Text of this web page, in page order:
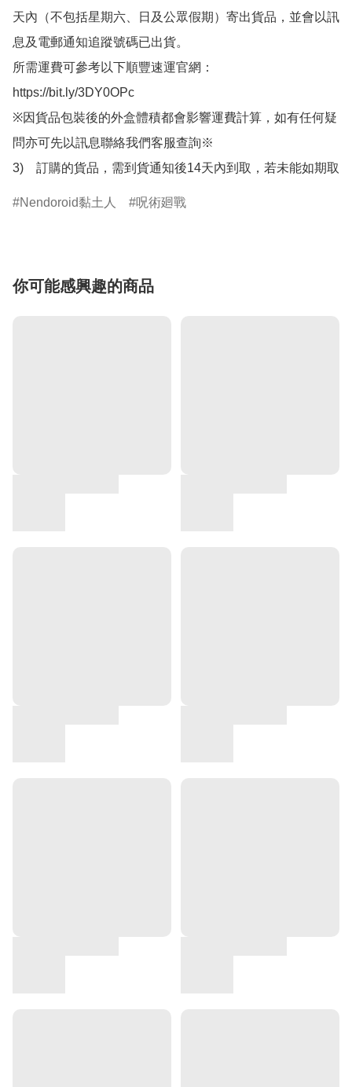
天內（不包括星期六、日及公眾假期）寄出貨品，並會以訊
息及電郵通知追蹤號碼已出貨。
所需運費可參考以下順豐速運官網：
https://bit.ly/3DY0OPc
※因貨品包裝後的外盒體積都會影響運費計算，如有任何疑
問亦可先以訊息聯絡我們客服查詢※
3)　訂購的貨品，需到貨通知後14天內到取，若未能如期取
Nendoroid黏土人 呪術廻戰
你可能感興趣的商品